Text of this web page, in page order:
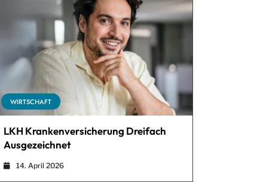
WIRTSCHAFT
LKH Krankenversicherung Dreifach
Ausgezeichnet
14. April 2026